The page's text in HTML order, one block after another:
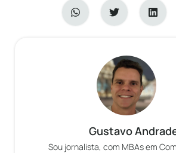
Gustavo
Sou jornalista, com MBAs em